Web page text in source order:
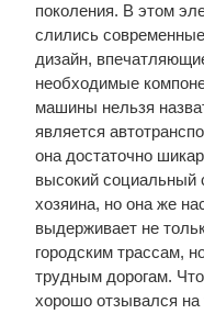
поколения. В этом
слились
дизайн,
необходимые
машины нельзя
является
она достаточно
высокий социальный
хозяина, но она же
выдерживает не
городским трассам,
трудным дорогам.
хорошо отзывался